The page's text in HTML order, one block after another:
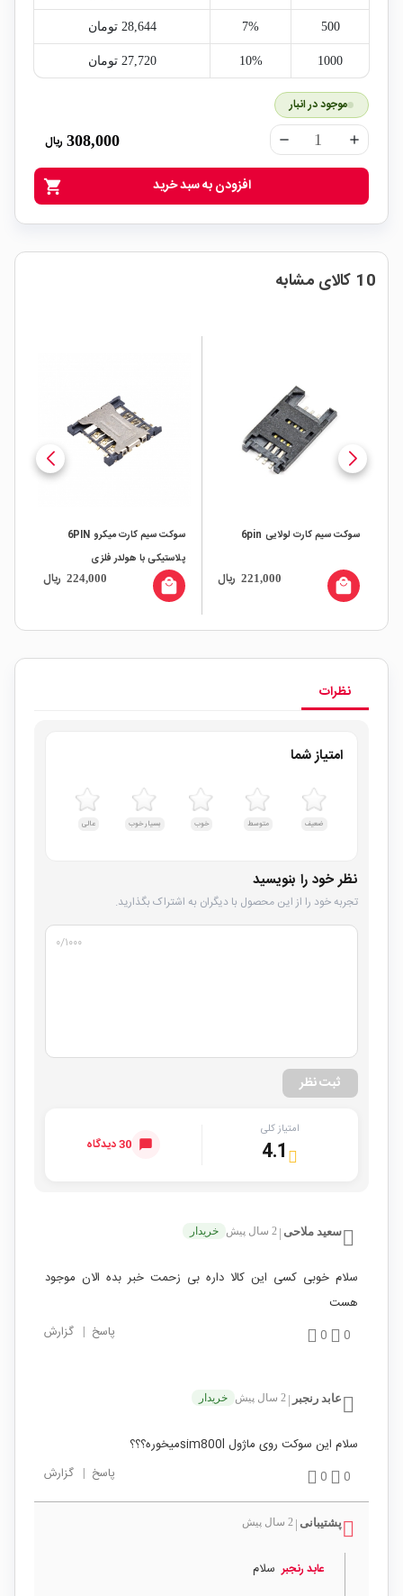
500
7% 28,644‎ تومان
1000
10% 27,720‎ تومان
موجود در انبار
remove add
308,000 ریال
shopping_cart افزودن به سبد خرید
10 کالای مشابه
سوکت سیم کارت لولایی 6pin
221,000 ریال local_mall
سوکت سیم کارت میکرو 6PIN
پلاستیکی با هولدر فلزی
224,000 ریال local_mall
نظرات
امتیاز شما
ضعیف متوسط خوب بسیار خوب عالی
نظر خود را بنویسید
تجربه خود را از این محصول با دیگران به اشتراک بگذارید.
۰/۱۰۰۰
ثبت نظر
امتیاز کلی
4.1 30 دیدگاه
سعيد ملاحی 2 سال پیش خریدار
سلام خوبی کسی این کالا داره بی زحمت خبر بده الان موجود
هست
0
0 پاسخ | گزارش
عابد رنجبر 2 سال پیش خریدار
سلام این سوکت روی ماژول sim800lمیخوره؟؟؟
0
0 پاسخ | گزارش
پشتیبانی 2 سال پیش
عابد رنجبر سلام